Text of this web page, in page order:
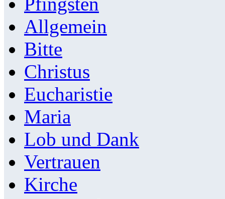
Allgemein
Bitte
Christus
Eucharistie
Maria
Lob und Dank
Vertrauen
Kirche